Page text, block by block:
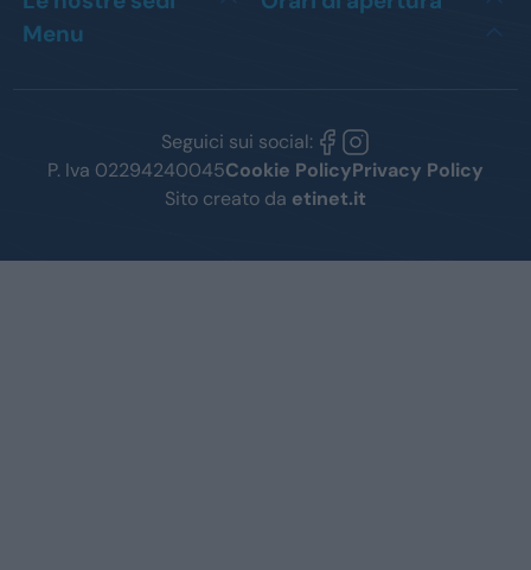
Menu
Seguici sui social:
P. Iva 02294240045Cookie PolicyPrivacy Policy
Sito creato da etinet.it